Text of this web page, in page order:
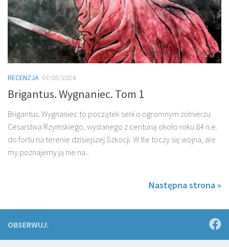
RECENZJA 07/05/2024
Brigantus. Wygnaniec. Tom 1
Brigantus. Wygnaniec to początek serii o ogromnym żołnierzu
Cesarstwa Rzymskiego, wysłanego z centurią około roku 84 n.e.
do fortu na terenie dzisiejszej Szkocji. W tle toczy się wojna, ale
my poznajemy ją nie na...
Następna strona »
OBSERWUJ: